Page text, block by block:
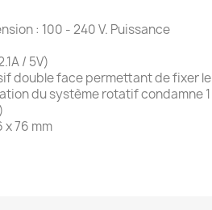
: 100 - 240 V. Puissance
/ 5V)
double face permettant de fixer le
du système rotatif condamne 1
x 76 mm